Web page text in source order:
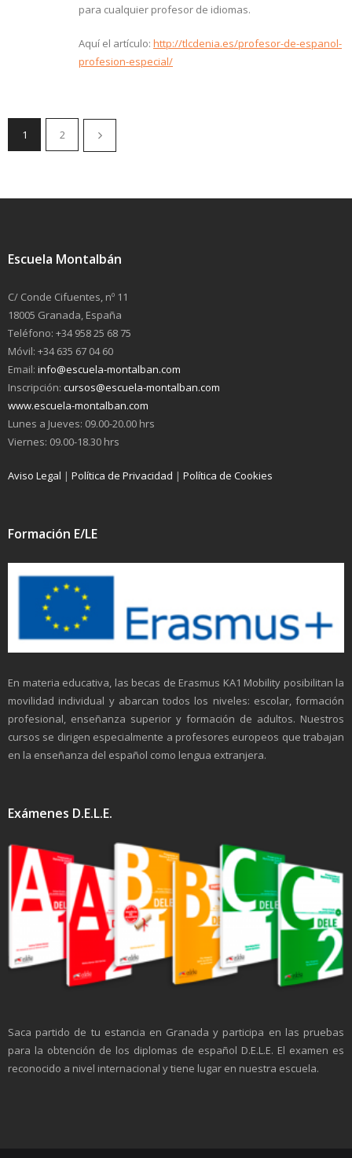
para cualquier profesor de idiomas.
Aquí el artículo: http://tlcdenia.es/profesor-de-espanol-
profesion-especial/
1 2
Escuela Montalbán
C/ Conde Cifuentes, nº 11
18005 Granada, España
Teléfono: +34 958 25 68 75
Móvil: +34 635 67 04 60
Email: info@escuela-montalban.com
Inscripción: cursos@escuela-montalban.com
www.escuela-montalban.com
Lunes a Jueves: 09.00-20.00 hrs
Viernes: 09.00-18.30 hrs
Aviso Legal | Política de Privacidad | Política de Cookies
Formación E/LE
En materia educativa, las becas de Erasmus KA1 Mobility posibilitan la
movilidad individual y abarcan todos los niveles: escolar, formación
profesional, enseñanza superior y formación de adultos. Nuestros
cursos se dirigen especialmente a profesores europeos que trabajan
en la enseñanza del español como lengua extranjera.
Exámenes D.E.L.E.
Saca partido de tu estancia en Granada y participa en las pruebas
para la obtención de los diplomas de español D.E.L.E. El examen es
reconocido a nivel internacional y tiene lugar en nuestra escuela.